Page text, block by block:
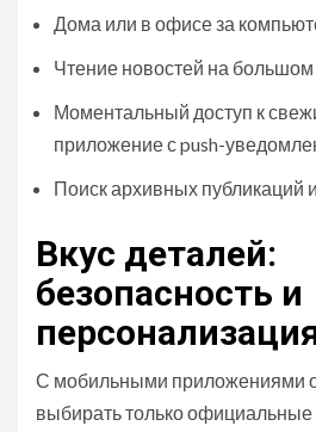
Дома или в офисе за
Чтение новостей на большом
Моментальный доступ к
приложение с push-
Поиск архивных публикаций
Вкус деталей:
безопасность и
С мобильными приложениями
выбирать только